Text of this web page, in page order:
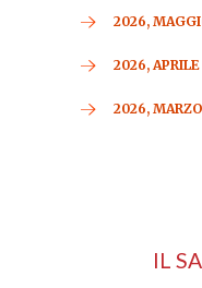
2026,
2026, APRILE
2026, MARZO
IL